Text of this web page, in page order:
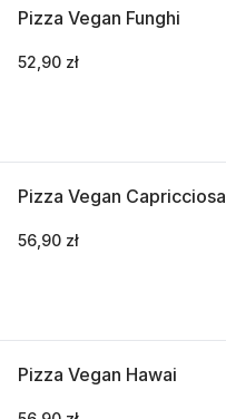
Pizza Vegan Funghi
52,90 zł
Pizza Vegan Capricciosa
56,90 zł
Pizza Vegan Hawai